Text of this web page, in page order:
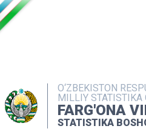
O‘ZBEKISTON
MILLIY STATISTIKA
FARG'ONA
STATISTIKA
INTERAKTIV
MATBUOT